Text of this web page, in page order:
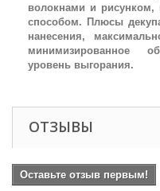
волокнами и рисунком,
способом. Плюсы
нанесения,
минимизированное
уровень выгорания.
ОТЗЫВЫ
Оставьте отзыв первым!